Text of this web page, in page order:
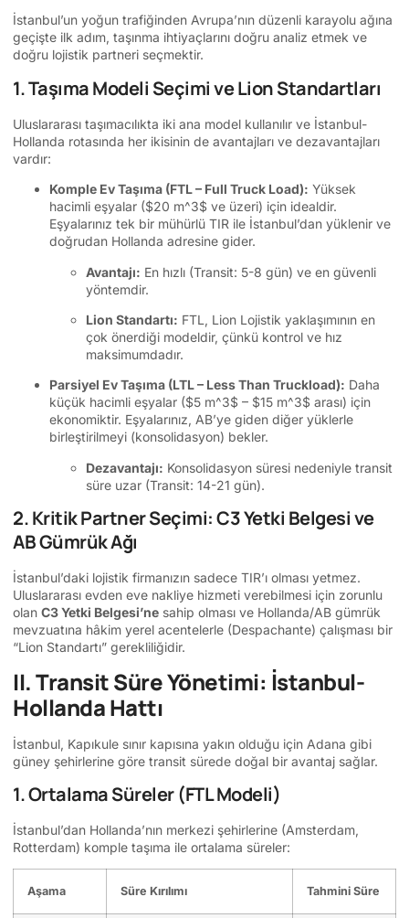
İstanbul’un yoğun trafiğinden Avrupa’nın düzenli karayolu ağına
geçişte ilk adım, taşınma ihtiyaçlarını doğru analiz etmek ve
doğru lojistik partneri seçmektir.
1. Taşıma Modeli Seçimi ve Lion Standartları
Uluslararası taşımacılıkta iki ana model kullanılır ve İstanbul-
Hollanda rotasında her ikisinin de avantajları ve dezavantajları
vardır:
Komple Ev Taşıma (FTL – Full Truck Load): Yüksek
hacimli eşyalar ($20 m^3$ ve üzeri) için idealdir.
Eşyalarınız tek bir mühürlü TIR ile İstanbul’dan yüklenir ve
doğrudan Hollanda adresine gider.
Avantajı: En hızlı (Transit: 5-8 gün) ve en güvenli
yöntemdir.
Lion Standartı: FTL, Lion Lojistik yaklaşımının en
çok önerdiği modeldir, çünkü kontrol ve hız
maksimumdadır.
Parsiyel Ev Taşıma (LTL – Less Than Truckload): Daha
küçük hacimli eşyalar ($5 m^3$ – $15 m^3$ arası) için
ekonomiktir. Eşyalarınız, AB’ye giden diğer yüklerle
birleştirilmeyi (konsolidasyon) bekler.
Dezavantajı: Konsolidasyon süresi nedeniyle transit
süre uzar (Transit: 14-21 gün).
2. Kritik Partner Seçimi: C3 Yetki Belgesi ve
AB Gümrük Ağı
İstanbul’daki lojistik firmanızın sadece TIR’ı olması yetmez.
Uluslararası evden eve nakliye hizmeti verebilmesi için zorunlu
olan C3 Yetki Belgesi’ne sahip olması ve Hollanda/AB gümrük
mevzuatına hâkim yerel acentelerle (Despachante) çalışması bir
“Lion Standartı” gerekliliğidir.
II. Transit Süre Yönetimi: İstanbul-
Hollanda Hattı
İstanbul, Kapıkule sınır kapısına yakın olduğu için Adana gibi
güney şehirlerine göre transit sürede doğal bir avantaj sağlar.
1. Ortalama Süreler (FTL Modeli)
İstanbul’dan Hollanda’nın merkezi şehirlerine (Amsterdam,
Rotterdam) komple taşıma ile ortalama süreler:
Aşama Süre Kırılımı Tahmini Süre